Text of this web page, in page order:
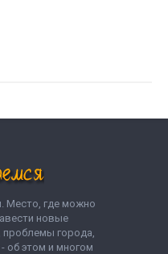
Место, где можно
новые
города,
об этом и многом